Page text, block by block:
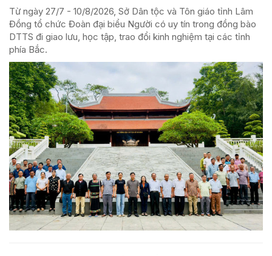
Từ ngày 27/7 - 10/8/2026, Sở Dân tộc và Tôn giáo tỉnh Lâm
Đồng tổ chức Đoàn đại biểu Người có uy tín trong đồng bào
DTTS đi giao lưu, học tập, trao đổi kinh nghiệm tại các tỉnh
phía Bắc.